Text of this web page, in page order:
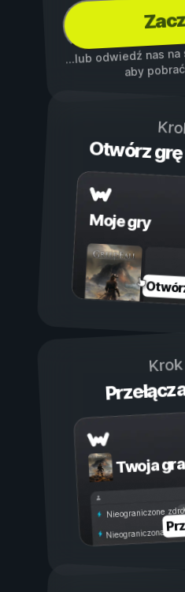
...lub odwiedź nas
aby
Otwórz
Moje gry
Twoja gra
Nieograniczone
Nieograniczona